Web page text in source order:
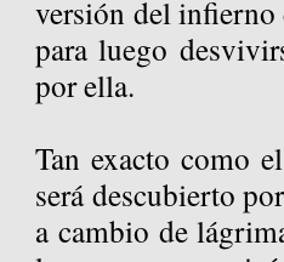
versión del infierno
para luego
por ella.
Tan exacto como
será descubierto
a cambio de